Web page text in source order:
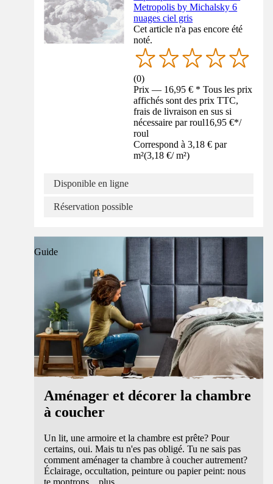
Metropolis by Michalsky 6
nuages ciel gris
Cet article n'a pas encore été
noté.
(0)
Prix — 16,95 € * Tous les prix
affichés sont des prix TTC,
frais de livraison en sus si
nécessaire par roul16,95 €*/
roul
Correspond à 3,18 € par
m²(3,18 €/ m²)
Disponible en ligne
Réservation possible
Guide
Aménager et décorer la chambre
à coucher
Un lit, une armoire et la chambre est prête? Pour
certains, oui. Mais tu n'es pas obligé. Tu ne sais pas
comment aménager ta chambre à coucher autrement?
Éclairage, occultation, peinture ou papier peint: nous
te montrons
plus